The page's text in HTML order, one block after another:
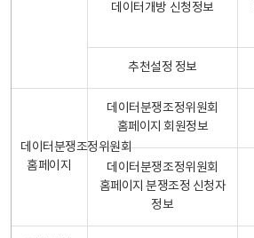
데이터개방 신청정보
추천설정 정보
데이터분쟁조정위원회
홈페이지
데이터분쟁조정위원회
홈페이지 회원정보
데이터분쟁조정위원회
홈페이지 분쟁조정 신청자
정보